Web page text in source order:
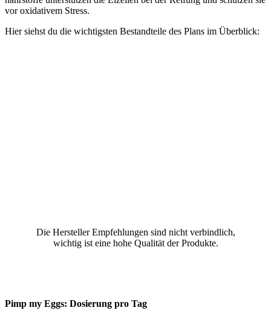
vor oxi­da­tiv­em Stress.
Hier siehst du die wich­tigs­ten Bestand­tei­le des Plans im Über­blick:
Die Her­stel­ler Emp­feh­lun­gen sind nicht ver­bind­lich,
wich­tig ist eine hohe Qua­li­tät der Pro­duk­te.
Pimp my Eggs: Dosie­rung pro Tag